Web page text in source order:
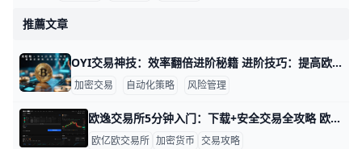
推薦文章
OYI交易神技：效率翻倍进阶秘籍 进阶技巧：提高欧逸OYI平台交易效率的实用交易教程 在欧逸OYI平台上交易，大家常常觉得操作繁琐，效率不高。其实，通过一些简单技巧，就能让你的交易速度提升30%以上，每天节省1小时操作时间。 这篇教程用实际例子教你优化账户、策略和风险管理，让新手也能快速上手。​
加密交易 自动化策略 风险管理
欧逸交易所5分钟入门：下载+安全交易全攻略 欧逸OYi交易所入门全流程：从欧逸下载教程到欧逸安全交易与数字资产操作指南 欧逸（欧一）是全球领先的数字资产交易平台，每天处理超过100亿美元交易量，支持500多种币种。 新手用户可以通过简单步骤快速上手，本文带你从下载APP到安全交易的全过程。 跟着教程走，5分钟就能开始你的数字资产之旅。
欧亿欧交易所 加密货币 交易攻略